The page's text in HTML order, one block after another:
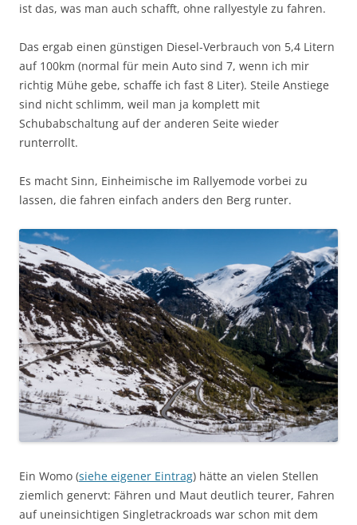
ist das, was man auch schafft, ohne rallyestyle zu fahren.
Das ergab einen günstigen Diesel-Verbrauch von 5,4 Litern
auf 100km (normal für mein Auto sind 7, wenn ich mir
richtig Mühe gebe, schaffe ich fast 8 Liter). Steile Anstiege
sind nicht schlimm, weil man ja komplett mit
Schubabschaltung auf der anderen Seite wieder
runterrollt.
Es macht Sinn, Einheimische im Rallyemode vorbei zu
lassen, die fahren einfach anders den Berg runter.
Ein Womo (siehe eigener Eintrag) hätte an vielen Stellen
ziemlich genervt: Fähren und Maut deutlich teurer, Fahren
auf uneinsichtigen Singletrackroads war schon mit dem